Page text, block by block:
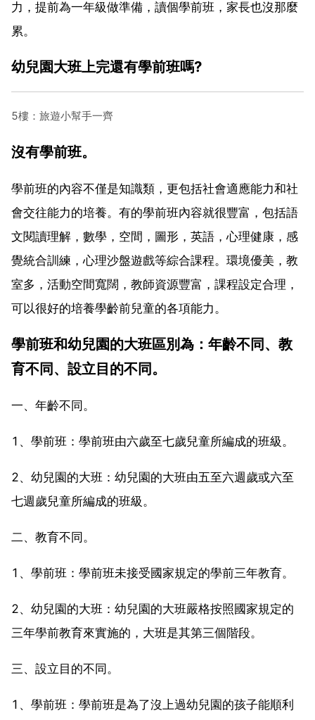
力，提前為一年級做準備，讀個學前班，家長也沒那麼
累。
幼兒園大班上完還有學前班嗎?
5樓：旅遊小幫手一齊
沒有學前班。
學前班的內容不僅是知識類，更包括社會適應能力和社
會交往能力的培養。有的學前班內容就很豐富，包括語
文閱讀理解，數學，空間，圖形，英語，心理健康，感
覺統合訓練，心理沙盤遊戲等綜合課程。環境優美，教
室多，活動空間寬闊，教師資源豐富，課程設定合理，
可以很好的培養學齡前兒童的各項能力。
學前班和幼兒園的大班區別為：年齡不同、教
育不同、設立目的不同。
一、年齡不同。
1、學前班：學前班由六歲至七歲兒童所編成的班級。
2、幼兒園的大班：幼兒園的大班由五至六週歲或六至
七週歲兒童所編成的班級。
二、教育不同。
1、學前班：學前班未接受國家規定的學前三年教育。
2、幼兒園的大班：幼兒園的大班嚴格按照國家規定的
三年學前教育來實施的，大班是其第三個階段。
三、設立目的不同。
1、學前班：學前班是為了沒上過幼兒園的孩子能順利